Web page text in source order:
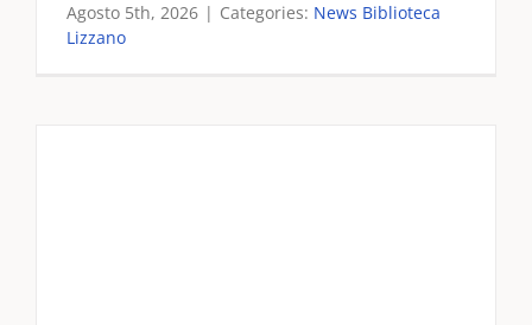
Agosto 5th, 2026 | Categories: News Biblioteca
Lizzano